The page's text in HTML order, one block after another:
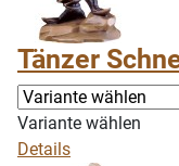
Tänzer
Variante wählen
Details